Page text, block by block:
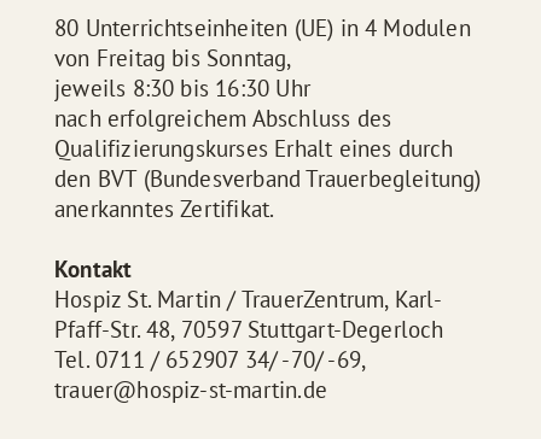
80 Unterrichtseinheiten (UE) in 4 Modulen
von Freitag bis Sonntag,
jeweils 8:30 bis 16:30 Uhr
nach erfolgreichem Abschluss des
Qualifizierungskurses Erhalt eines durch
den BVT (Bundesverband Trauerbegleitung)
anerkanntes Zertifikat.
Kontakt
Hospiz St. Martin / TrauerZentrum, Karl-
Pfaff-Str. 48, 70597 Stuttgart-Degerloch
Tel. 0711 / 652907 34/ -70/ -69,
trauer@hospiz-st-martin.de